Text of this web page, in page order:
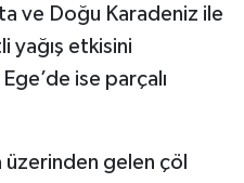
ve Doğu Karadeniz ile
yağış etkisini
ise parçalı
gelen çöl